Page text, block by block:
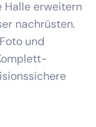
Halle erweitern
nachrüsten.
und